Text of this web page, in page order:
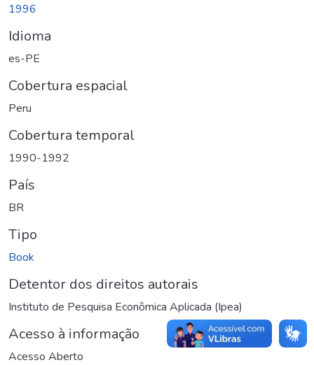
1996
Idioma
es-PE
Cobertura espacial
Peru
Cobertura temporal
1990-1992
País
BR
Tipo
Book
Detentor dos direitos autorais
Instituto de Pesquisa Econômica Aplicada (Ipea)
Acesso à informação
Acesso Aberto